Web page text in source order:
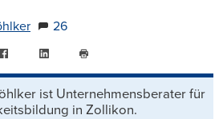
26
FacebookLinkedIn
drucken
ist Unternehmens­berater für
in Zollikon.